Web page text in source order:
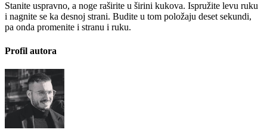
Stanite uspravno, a noge raširite u širini kukova. Ispružite levu ruku
i nagnite se ka desnoj strani. Budite u tom položaju deset sekundi,
pa onda promenite i stranu i ruku.
Profil autora